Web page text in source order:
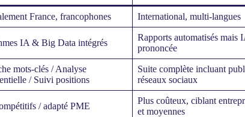
France, francophones International, multi-langues
IA & Big Data intégrés
Rapports automatisés mais
prononcée
mots-clés / Analyse
/ Suivi positions
Suite complète incluant
réseaux sociaux
/ adapté PME
Plus coûteux, ciblant
et moyennes